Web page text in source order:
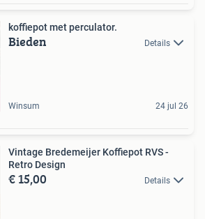
koffiepot met perculator.
Bieden Details
Winsum 24 jul 26
Vintage Bredemeijer Koffiepot RVS -
Retro Design
€ 15,00 Details